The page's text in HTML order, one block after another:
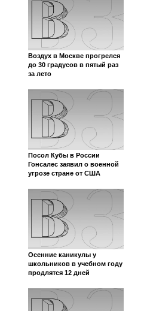
Воздух в Москве прогрелся
до 30 градусов в пятый раз
за лето
Посол Кубы в России
Гонсалес заявил о военной
угрозе стране от США
Осенние каникулы у
школьников в учебном году
продлятся 12 дней